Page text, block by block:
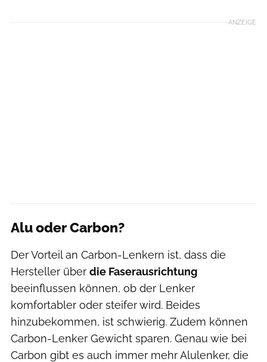
ANZEIGE
Alu oder Carbon?
Der Vorteil an Carbon-Lenkern ist, dass die
Hersteller über die Faserausrichtung
beeinflussen können, ob der Lenker
komfortabler oder steifer wird. Beides
hinzubekommen, ist schwierig. Zudem können
Carbon-Lenker Gewicht sparen. Genau wie bei
Carbon gibt es auch immer mehr Alulenker, die